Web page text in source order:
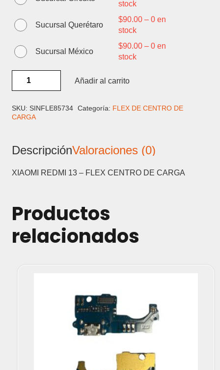
stock
Sucursal Querétaro
$90.00 –0 en
stock
Sucursal México
$90.00 –0 en
stock
REDMI
-
FLEX
CARGA
Añadir al carrito
SKU: SINFLE85734 Categoría: FLEX DE CENTRO DE
CARGA
DescripciónValoraciones (0)
XIAOMI REDMI 13 – FLEX CENTRO DE CARGA
Productos
relacionados